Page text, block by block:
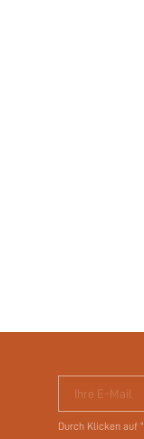
Ihre E-Mail
Durch Klicken auf